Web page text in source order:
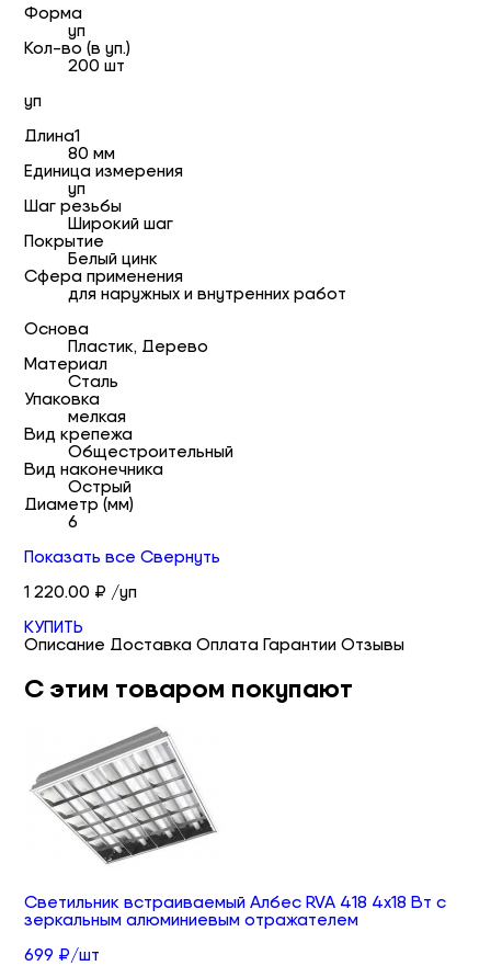
Форма
уп
Кол-во (в уп.)
200 шт
уп
Длина1
80 мм
Единица измерения
уп
Шаг резьбы
Широкий шаг
Покрытие
Белый цинк
Сфера применения
для наружных и внутренних работ
Основа
Пластик, Дерево
Материал
Сталь
Упаковка
мелкая
Вид крепежа
Общестроительный
Вид наконечника
Острый
Диаметр (мм)
6
Показать все Свернуть
1 220.00 ₽ /уп
КУПИТЬ
Описание Доставка Оплата Гарантии Отзывы
С этим товаром покупают
Светильник встраиваемый Албес RVA 418 4х18 Вт с
зеркальным алюминиевым отражателем
699 ₽/шт